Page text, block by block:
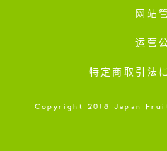
网站
运营
特定商取引法
Copyright 2018 Japan